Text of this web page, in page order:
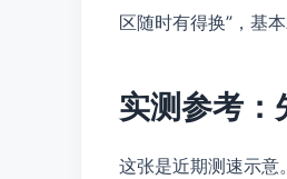
区随时有得换”，基本
实测参考：
这张是近期测速示意